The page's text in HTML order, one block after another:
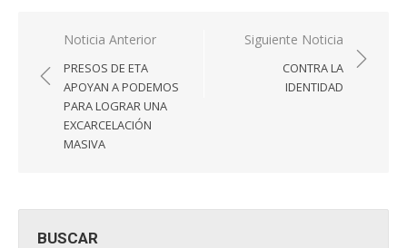
Navegación
de
entradas
Noticia Anterior
PRESOS DE ETA
APOYAN A PODEMOS
PARA LOGRAR UNA
EXCARCELACIÓN
MASIVA
Siguiente Noticia
CONTRA LA
IDENTIDAD
BUSCAR